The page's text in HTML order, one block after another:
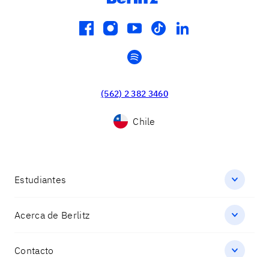
facebook
instagram
youtube
tiktoklinkedin
spotify
(562) 2 382 3460
Chile
Estudiantes
Acerca de Berlitz
Contacto